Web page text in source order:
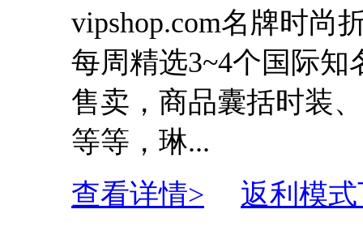
vipshop.com名牌时尚
每周精选3~4个国际
售卖，商品囊括时装
等等，琳...
查看详情>
返利模